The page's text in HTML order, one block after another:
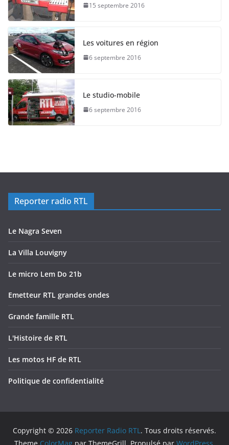
15 septembre 2016
Les voitures en région
6 septembre 2016
Le studio-mobile
6 septembre 2016
Reporter radio RTL
Le Nagra Seven
La Villa Louvigny
Le micro Lem Do 21b
Emetteur RTL grandes ondes
Grande famille RTL
L'Histoire de RTL
Les motos HF de RTL
Politique de confidentialité
Copyright © 2026 Reporter Radio RTL. Tous droits réservés.